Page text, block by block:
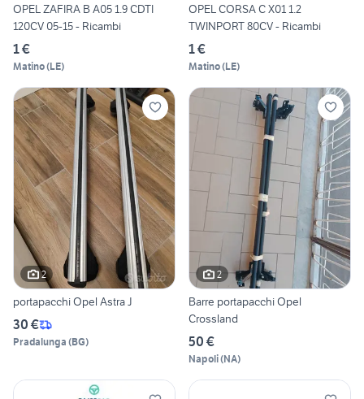
OPEL ZAFIRA B A05 1.9 CDTI
120CV 05-15 - Ricambi
1 €
Matino(LE)
OPEL CORSA C X01 1.2
TWINPORT 80CV - Ricambi
1 €
Matino(LE)
2
portapacchi Opel Astra J
30 €
Pradalunga (BG)
2
Barre portapacchi Opel
Crossland
50 €
Napoli(NA)